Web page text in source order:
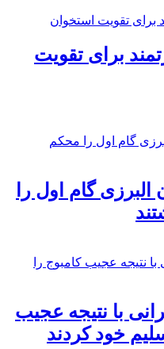
برای تقویت
البرزی گام اول را
با نتیجه عجیب
خود کردند